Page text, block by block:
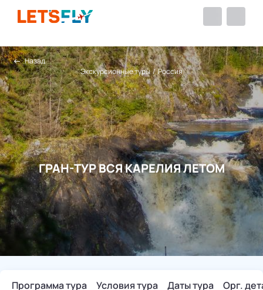
Назад
Экскурсионные туры / Россия
ГРАН-ТУР ВСЯ КАРЕЛИЯ ЛЕТОМ
Программа тура Условия тура Даты тура Орг.